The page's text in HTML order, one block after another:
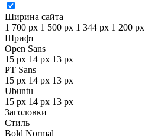
Ширина сайта
1 700 px 1 500 px 1 344 px 1 200 px
Шрифт
Open Sans
15 px 14 px 13 px
PT Sans
15 px 14 px 13 px
Ubuntu
15 px 14 px 13 px
Заголовки
Стиль
Bold Normal